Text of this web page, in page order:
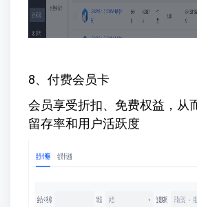
8、付费会员卡
会员享受折扣、免费权益，从
留存率和用户活跃度